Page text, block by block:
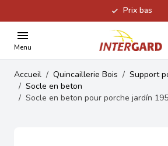
Prix bas
Menu
Accueil / Quincaillerie Bois / Support
/ Socle en beton
/ Socle en beton pour porche jardín